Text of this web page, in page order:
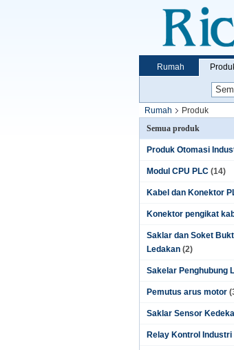
Rumah
Rumah
Produk
Semua produk
Produk Otomasi
Modul CPU PLC (14)
Kabel dan Konektor
Konektor pengikat
Saklar dan Soket
Ledakan (2)
Sakelar Penghubung
Pemutus arus motor
Saklar Sensor
Relay Kontrol Industri